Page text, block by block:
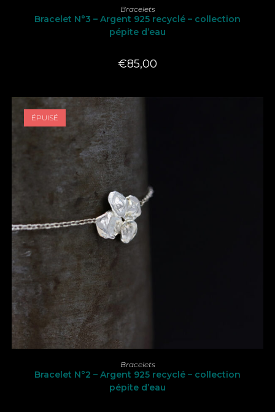
AJOUTER AU PANIER
Bracelets
Bracelet N°3 – Argent 925 recyclé – collection
pépite d’eau
€85,00
ÉPUISÉ
LIRE LA SUITE
Bracelets
Bracelet N°2 – Argent 925 recyclé – collection
pépite d’eau